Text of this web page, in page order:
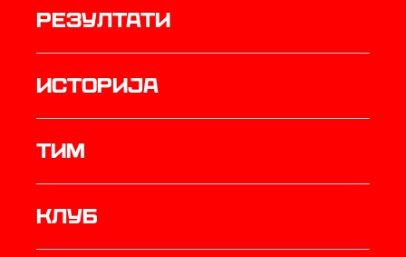
резултати
историја
ТИМ
Клуб